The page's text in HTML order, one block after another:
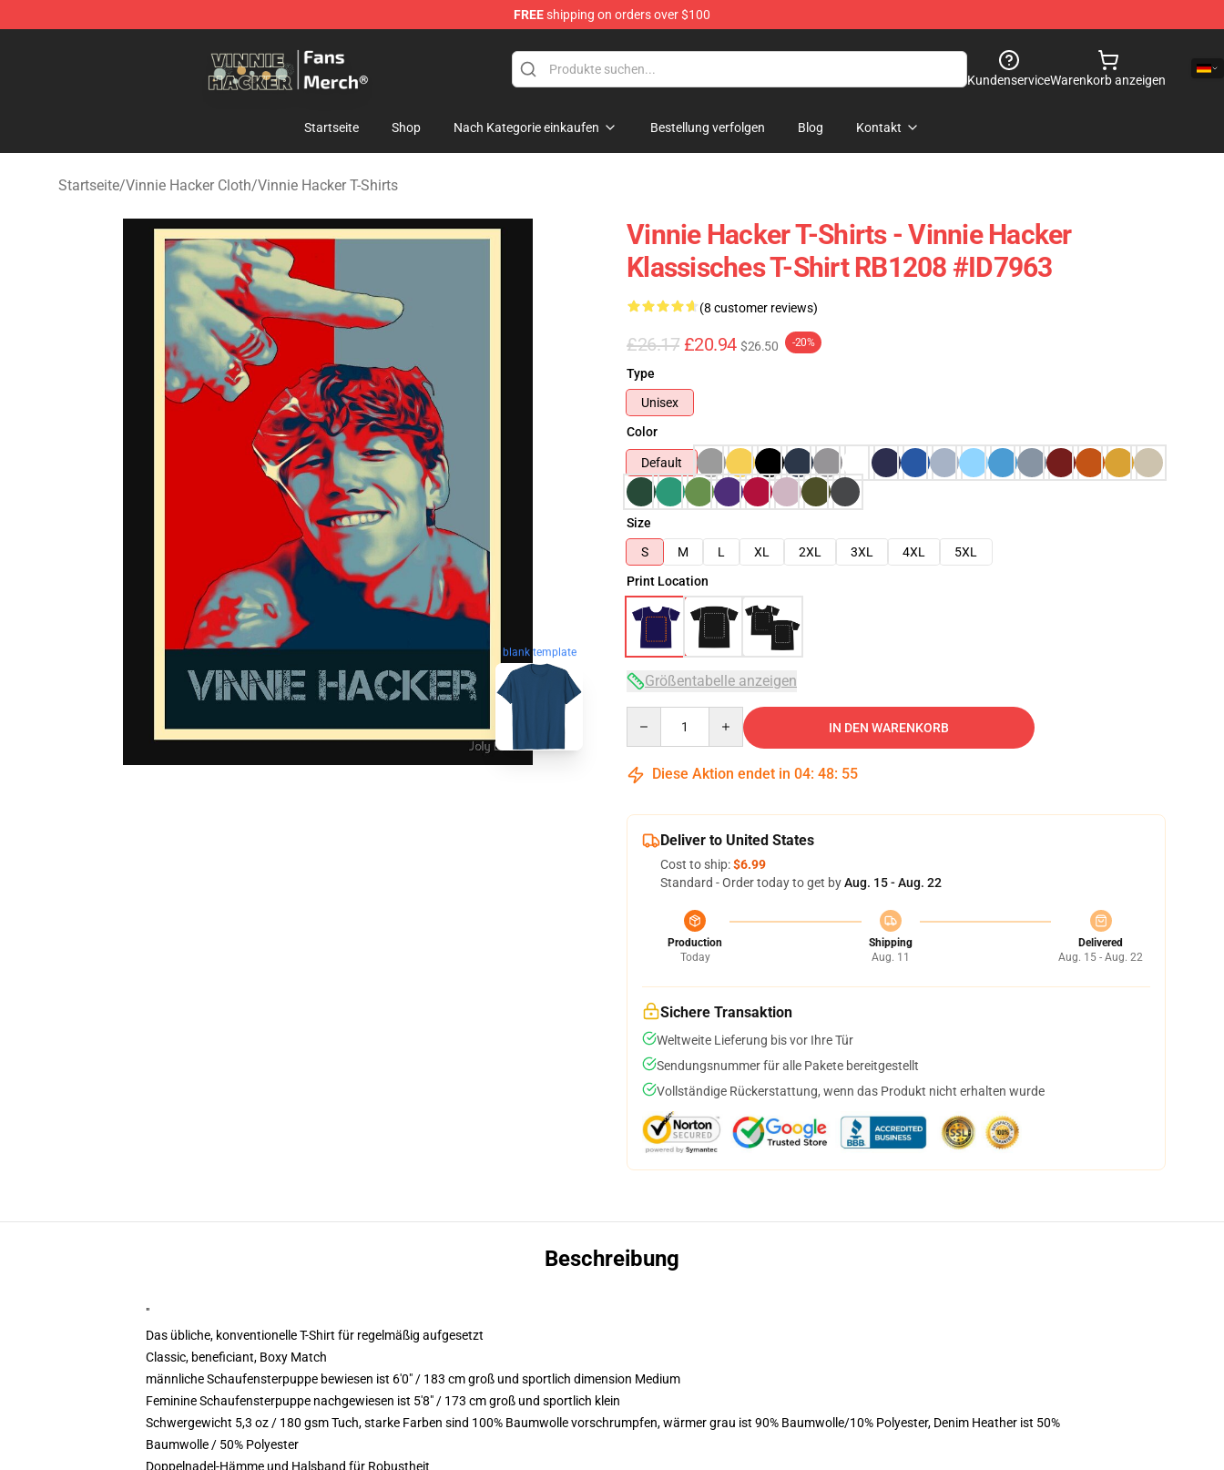
FREEshipping on orders over $100
KundenserviceWarenkorb anzeigen
Startseite Shop Nach Kategorie einkaufen Bestellung verfolgen Blog Kontakt
Startseite/Vinnie Hacker Cloth/Vinnie Hacker T-Shirts
blank template
Vinnie Hacker T-Shirts - Vinnie Hacker
Klassisches T-Shirt RB1208 #ID7963
(8 customer reviews)
£26.17 £20.94 $26.50 -20%
Type
Unisex
Color
Default
Size
S
M L XL 2XL 3XL 4XL
5XL
Print Location
Größentabelle anzeigen
IN DEN WARENKORB
Diese Aktion endet in 04: 48: 54
Deliver to United States
Cost to ship:$6.99
Standard - Order today to get byAug. 15 - Aug. 22
Production
Today
Shipping
Aug. 11
Delivered
Aug. 15 - Aug. 22
Sichere Transaktion
Weltweite Lieferung bis vor Ihre Tür
Sendungsnummer für alle Pakete bereitgestellt
Vollständige Rückerstattung, wenn das Produkt nicht erhalten wurde
Beschreibung
"
Das übliche, konventionelle T-Shirt für regelmäßig aufgesetzt
Classic, beneficiant, Boxy Match
männliche Schaufensterpuppe bewiesen ist 6'0" / 183 cm groß und sportlich dimension Medium
Feminine Schaufensterpuppe nachgewiesen ist 5'8" / 173 cm groß und sportlich klein
Schwergewicht 5,3 oz / 180 gsm Tuch, starke Farben sind 100% Baumwolle vorschrumpfen, wärmer grau ist 90% Baumwolle/10% Polyester, Denim Heather ist 50%
Baumwolle / 50% Polyester
Doppelnadel-Hämme und Halsband für Robustheit